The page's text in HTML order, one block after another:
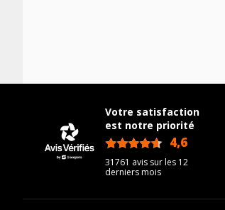
Votre satisfaction
est notre priorité
4,6
31761 avis sur les 12
derniers mois